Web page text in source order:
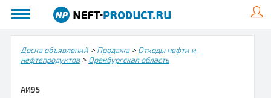
Доска объявлений> Продажа> Отходы нефти и
нефтепродуктов> Оренбургская область
АИ95